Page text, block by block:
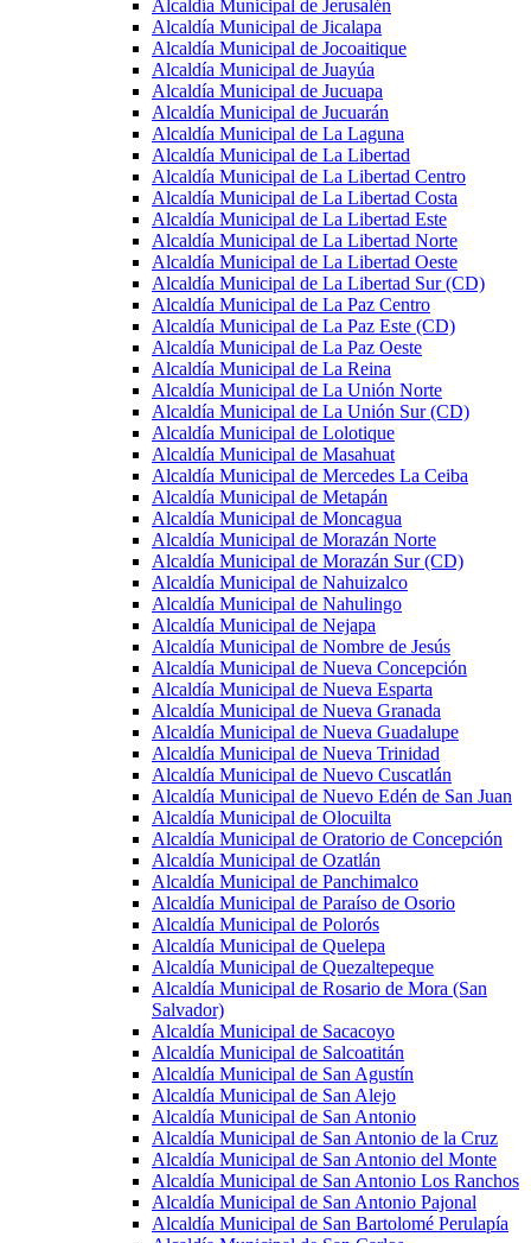
Alcaldía Municipal de Jerusalén
Alcaldía Municipal de Jicalapa
Alcaldía Municipal de Jocoaitique
Alcaldía Municipal de Juayúa
Alcaldía Municipal de Jucuapa
Alcaldía Municipal de Jucuarán
Alcaldía Municipal de La Laguna
Alcaldía Municipal de La Libertad
Alcaldía Municipal de La Libertad Centro
Alcaldía Municipal de La Libertad Costa
Alcaldía Municipal de La Libertad Este
Alcaldía Municipal de La Libertad Norte
Alcaldía Municipal de La Libertad Oeste
Alcaldía Municipal de La Libertad Sur (CD)
Alcaldía Municipal de La Paz Centro
Alcaldía Municipal de La Paz Este (CD)
Alcaldía Municipal de La Paz Oeste
Alcaldía Municipal de La Reina
Alcaldía Municipal de La Unión Norte
Alcaldía Municipal de La Unión Sur (CD)
Alcaldía Municipal de Lolotique
Alcaldía Municipal de Masahuat
Alcaldía Municipal de Mercedes La Ceiba
Alcaldía Municipal de Metapán
Alcaldía Municipal de Moncagua
Alcaldía Municipal de Morazán Norte
Alcaldía Municipal de Morazán Sur (CD)
Alcaldía Municipal de Nahuizalco
Alcaldía Municipal de Nahulingo
Alcaldía Municipal de Nejapa
Alcaldía Municipal de Nombre de Jesús
Alcaldía Municipal de Nueva Concepción
Alcaldía Municipal de Nueva Esparta
Alcaldía Municipal de Nueva Granada
Alcaldía Municipal de Nueva Guadalupe
Alcaldía Municipal de Nueva Trinidad
Alcaldía Municipal de Nuevo Cuscatlán
Alcaldía Municipal de Nuevo Edén de San Juan
Alcaldía Municipal de Olocuilta
Alcaldía Municipal de Oratorio de Concepción
Alcaldía Municipal de Ozatlán
Alcaldía Municipal de Panchimalco
Alcaldía Municipal de Paraíso de Osorio
Alcaldía Municipal de Polorós
Alcaldía Municipal de Quelepa
Alcaldía Municipal de Quezaltepeque
Alcaldía Municipal de Rosario de Mora (San
Salvador)
Alcaldía Municipal de Sacacoyo
Alcaldía Municipal de Salcoatitán
Alcaldía Municipal de San Agustín
Alcaldía Municipal de San Alejo
Alcaldía Municipal de San Antonio
Alcaldía Municipal de San Antonio de la Cruz
Alcaldía Municipal de San Antonio del Monte
Alcaldía Municipal de San Antonio Los Ranchos
Alcaldía Municipal de San Antonio Pajonal
Alcaldía Municipal de San Bartolomé Perulapía